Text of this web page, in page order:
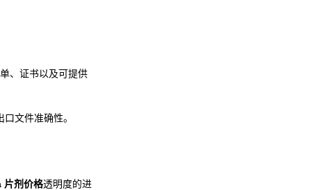
、证书以及可提供
文件准确性。
片剂价格透明度的进